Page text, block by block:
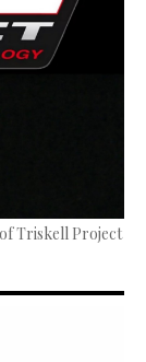
Triskell Project